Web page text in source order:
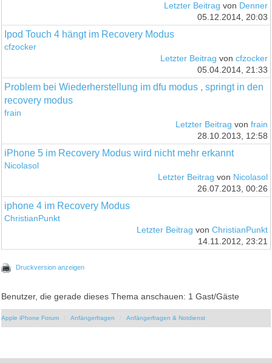
Letzter Beitrag von Denner
05.12.2014, 20:03
Ipod Touch 4 hängt im Recovery Modus
cfzocker
Letzter Beitrag von cfzocker
05.04.2014, 21:33
Problem bei Wiederherstellung im dfu modus , springt in den
recovery modus
frain
Letzter Beitrag von frain
28.10.2013, 12:58
iPhone 5 im Recovery Modus wird nicht mehr erkannt
Nicolasol
Letzter Beitrag von Nicolasol
26.07.2013, 00:26
iphone 4 im Recovery Modus
ChristianPunkt
Letzter Beitrag von ChristianPunkt
14.11.2012, 23:21
Druckversion anzeigen
Benutzer, die gerade dieses Thema anschauen: 1 Gast/Gäste
Apple iPhone Forum Anfängerfragen Anfängerfragen & Notdienst